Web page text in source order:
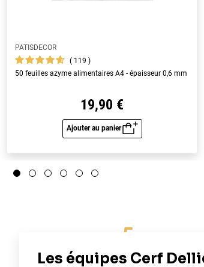
PATISDECOR
119
50 feuilles azyme alimentaires A4 - épaisseur 0,6 mm
19,90 €
Ajouter au panier
Aperçu rapide
5